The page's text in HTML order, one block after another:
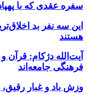
سفره عقدی که با
هستند
آیت‌الله دژکام:
فرهنگی جامعه‌اند
وزش باد و غبار